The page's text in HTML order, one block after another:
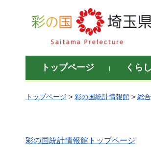
彩の国 埼玉県
トップページ くら
トップページ > 彩の国統計情報館 > 総合
彩の国統計情報館トップページ